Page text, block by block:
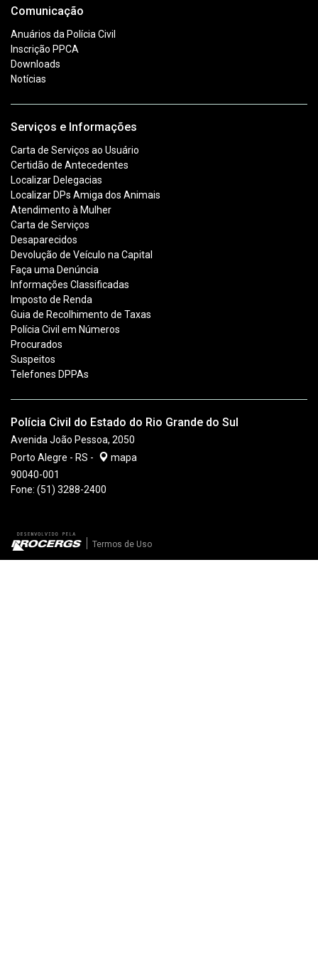
Comunicação
Anuários da Polícia Civil
Inscrição PPCA
Downloads
Notícias
Serviços e Informações
Carta de Serviços ao Usuário
Certidão de Antecedentes
Localizar Delegacias
Localizar DPs Amiga dos Animais
Atendimento à Mulher
Carta de Serviços
Desaparecidos
Devolução de Veículo na Capital
Faça uma Denúncia
Informações Classificadas
Imposto de Renda
Guia de Recolhimento de Taxas
Polícia Civil em Números
Procurados
Suspeitos
Telefones DPPAs
Polícia Civil do Estado do Rio Grande do Sul
Avenida João Pessoa, 2050
Porto Alegre - RS -
mapa
90040-001
Fone: (51) 3288-2400
Termos de Uso